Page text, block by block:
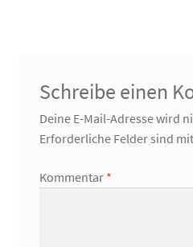
Schreibe einen
Deine E-Mail-Adresse wird
Erforderliche Felder sind mit
Kommentar *